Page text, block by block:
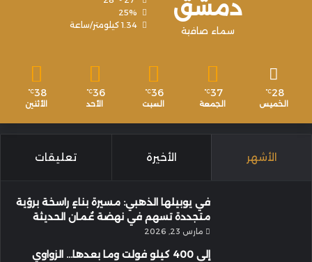
دمشق
سماء صافية
25%
1.34 كيلومتر/ساعة
28
℃
الخميس
37
℃
الجمعة
36
℃
السبت
36
℃
الأحد
38
℃
الأثنين
الأشهر الأخيرة تعليقات
في يوبيلها الذهبي: مسيرة بناءٍ راسخة برؤية
متجددة تسهم في نهضة عُمان الحديثة
مارس 23, 2026
إلى 400 كيلو فولت وما بعدها… الزواوي